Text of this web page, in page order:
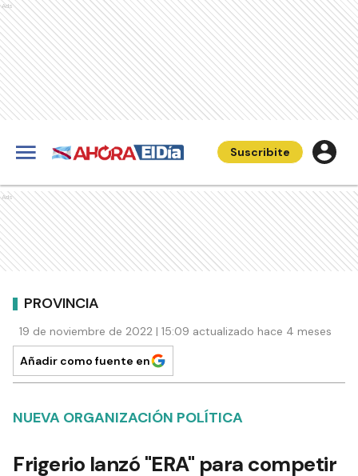
Ads
Suscribite
Ads
PROVINCIA
19 de noviembre de 2022 | 15:09 actualizado hace 4 meses
Añadir como fuente en
NUEVA ORGANIZACIÓN POLÍTICA
Frigerio lanzó "ERA" para competir